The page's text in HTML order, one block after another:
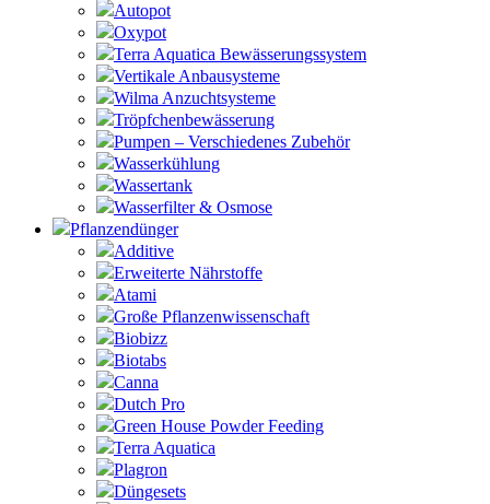
Autopot
Oxypot
Terra Aquatica Bewässerungssystem
Vertikale Anbausysteme
Wilma Anzuchtsysteme
Tröpfchenbewässerung
Pumpen – Verschiedenes Zubehör
Wasserkühlung
Wassertank
Wasserfilter & Osmose
Pflanzendünger
Additive
Erweiterte Nährstoffe
Atami
Große Pflanzenwissenschaft
Biobizz
Biotabs
Canna
Dutch Pro
Green House Powder Feeding
Terra Aquatica
Plagron
Düngesets